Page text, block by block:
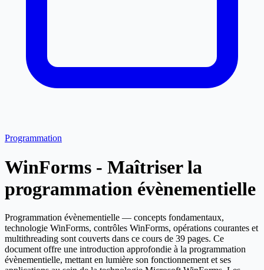
Programmation
WinForms - Maîtriser la
programmation évènementielle
Programmation évènementielle — concepts fondamentaux,
technologie WinForms, contrôles WinForms, opérations courantes et
multithreading sont couverts dans ce cours de 39 pages. Ce
document offre une introduction approfondie à la programmation
évènementielle, mettant en lumière son fonctionnement et ses